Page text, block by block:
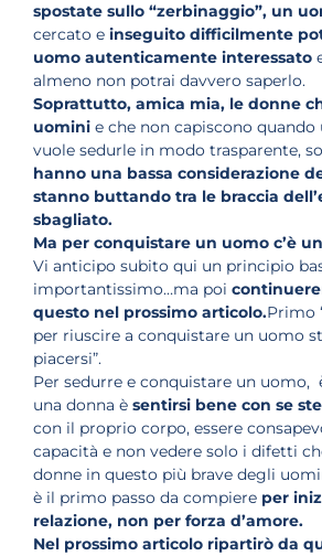
spostate sullo “zerbinaggio”, un
cercato e inseguito difficilmente
uomo autenticamente interessato
almeno non potrai davvero saperlo.
Soprattutto, amica mia, le donne
uomini e che non capiscono
vuole sedurle in modo trasparente,
hanno una bassa considerazione
stanno buttando tra le braccia
sbagliato.
Ma per conquistare un uomo c’è
Vi anticipo subito qui un principio
importantissimo…ma poi
questo nel prossimo articolo.Primo
per riuscire a conquistare un uomo
piacersi”.
Per sedurre e conquistare un uomo,
una donna è sentirsi bene con se
con il proprio corpo, essere
capacità e non vedere solo i difetti
donne in questo più brave degli
è il primo passo da compiere per
relazione, non per forza d’amore.
Nel prossimo articolo ripartirò da